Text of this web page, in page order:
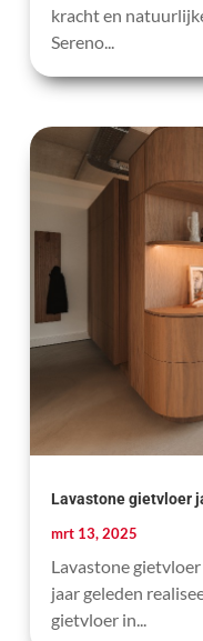
kracht en
Sereno...
Lavastone gietvloer
mrt 13, 2025
Lavastone
jaar geleden
gietvloer in...